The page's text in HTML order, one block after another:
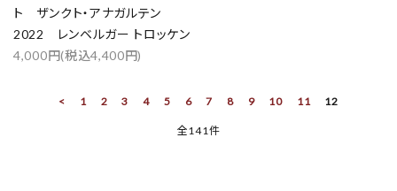
ト ザンクト・アナガルテン
2022 レンベルガー トロッケン
4,000円(税込4,400円)
< 1 2 3 4 5 6 7 8 9 10 11 12
全141件